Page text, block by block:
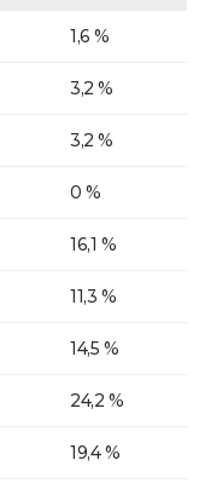
1,6 %
3,2 %
3,2 %
0 %
16,1 %
11,3 %
14,5 %
24,2 %
19,4 %